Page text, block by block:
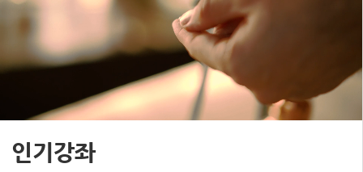
인기강좌